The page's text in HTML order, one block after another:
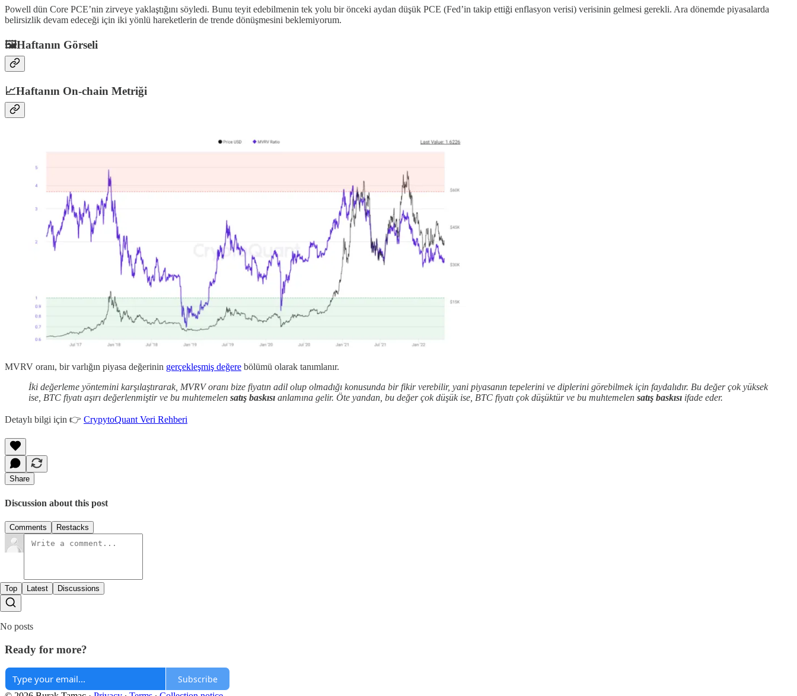
Powell dün Core PCE’nin zirveye yaklaştığını söyledi. Bunu teyit edebilmenin tek yolu bir önceki aydan düşük PCE (Fed’in takip ettiği enflasyon verisi) verisinin gelmesi gerekli. Ara dönemde piyasalarda
belirsizlik devam edeceği için iki yönlü hareketlerin de trende dönüşmesini beklemiyorum.
🖼️Haftanın Görseli
📈Haftanın On-chain Metriği
MVRV oranı, bir varlığın piyasa değerinin gerçekleşmiş değere bölümü olarak tanımlanır.
İki değerleme yöntemini karşılaştırarak, MVRV oranı bize fiyatın adil olup olmadığı konusunda bir fikir verebilir, yani piyasanın tepelerini ve diplerini görebilmek için faydalıdır. Bu değer çok yüksek
ise, BTC fiyatı aşırı değerlenmiştir ve bu muhtemelen satış baskısı anlamına gelir. Öte yandan, bu değer çok düşük ise, BTC fiyatı çok düşüktür ve bu muhtemelen satış baskısı ifade eder.
Detaylı bilgi için 👉 CrypytoQuant Veri Rehberi
Share
Discussion about this post
Comments Restacks
Top Latest Discussions
No posts
Ready for more?
Subscribe